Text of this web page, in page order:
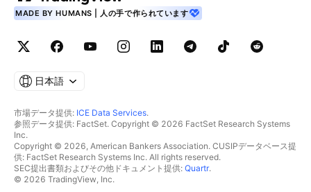
MADE BY HUMANS | 人の手で作られています
日本語
市場データ提供: ICE Data Services.
参照データ提供: FactSet. Copyright © 2026 FactSet Research Systems
Inc.
Copyright © 2026, American Bankers Association. CUSIPデータベース提
供: FactSet Research Systems Inc. All rights reserved.
SEC提出書類およびその他ドキュメント提供: Quartr.
© 2026 TradingView, Inc.